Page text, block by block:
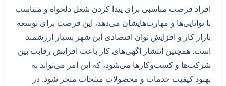
افراد فرصت مناسبی برای پیدا کردن شغل دلخواه و متناسب
با توانایی‌ها و مهارت‌هایشان می‌دهد، این فرصت برای توسعه
بازار کار و افزایش توان اقتصادی این شهر بسیار ارزشمند
است. همچنین انتشار اگهی‌های کار باعث افزایش رقابت بین
شرکت‌ها و کسب‌وکارها می‌شود، که این امر می‌تواند به
بهبود کیفیت خدمات و محصولات منتجات منجر شود. در